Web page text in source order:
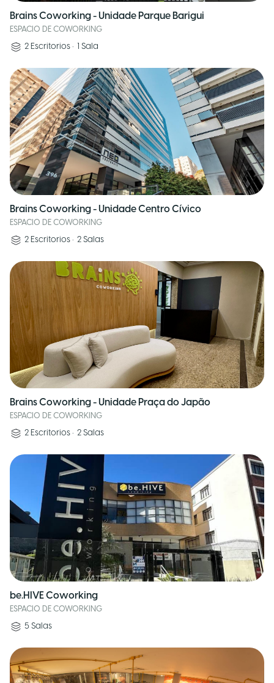
Brains Coworking - Unidade Parque Barigui
ESPACIO DE COWORKING
2 Escritorios • 1 Sala
Brains Coworking - Unidade Centro Cívico
ESPACIO DE COWORKING
2 Escritorios • 2 Salas
Brains Coworking - Unidade Praça do Japão
ESPACIO DE COWORKING
2 Escritorios • 2 Salas
be.HIVE Coworking
ESPACIO DE COWORKING
5 Salas